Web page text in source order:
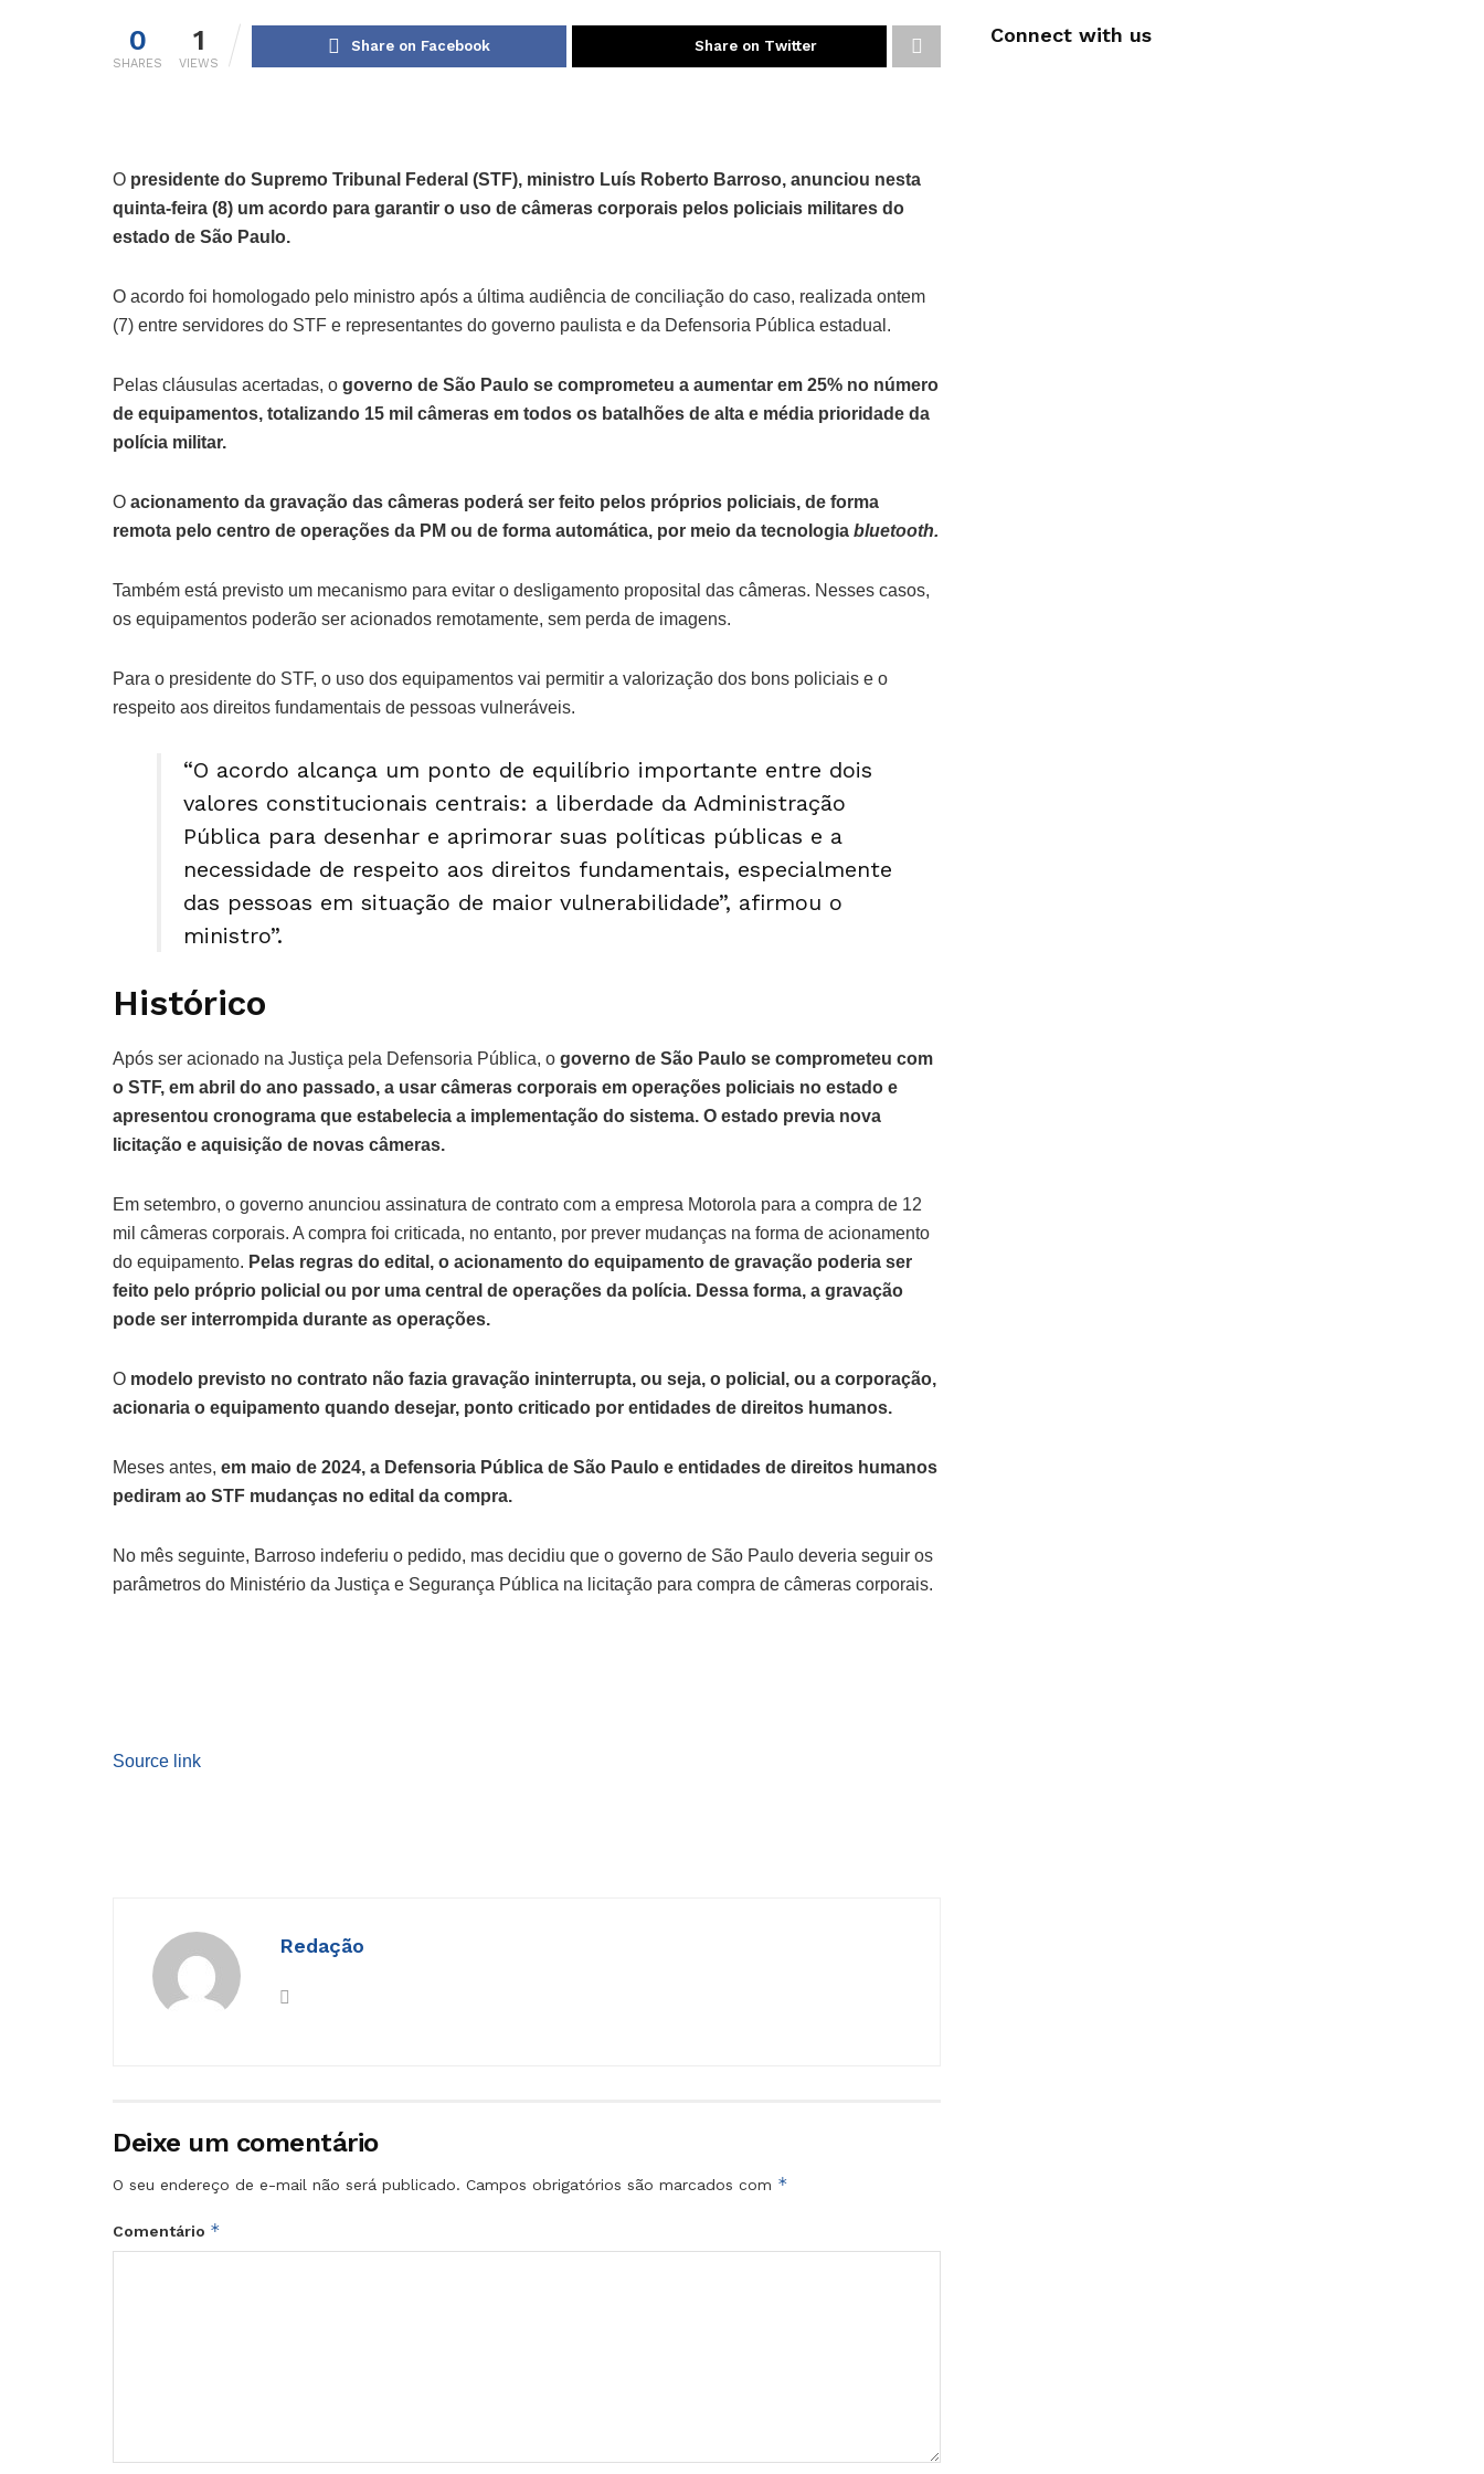
0
SHARES
1
VIEWS
Share on Facebook Share on Twitter
O presidente do Supremo Tribunal Federal (STF), ministro Luís Roberto Barroso, anunciou nesta
quinta-feira (8) um acordo para garantir o uso de câmeras corporais pelos policiais militares do
estado de São Paulo.
O acordo foi homologado pelo ministro após a última audiência de conciliação do caso, realizada ontem
(7) entre servidores do STF e representantes do governo paulista e da Defensoria Pública estadual.
Pelas cláusulas acertadas, o governo de São Paulo se comprometeu a aumentar em 25% no número
de equipamentos, totalizando 15 mil câmeras em todos os batalhões de alta e média prioridade da
polícia militar.
O acionamento da gravação das câmeras poderá ser feito pelos próprios policiais, de forma
remota pelo centro de operações da PM ou de forma automática, por meio da tecnologia bluetooth.
Também está previsto um mecanismo para evitar o desligamento proposital das câmeras. Nesses casos,
os equipamentos poderão ser acionados remotamente, sem perda de imagens.
Para o presidente do STF, o uso dos equipamentos vai permitir a valorização dos bons policiais e o
respeito aos direitos fundamentais de pessoas vulneráveis.
“O acordo alcança um ponto de equilíbrio importante entre dois
valores constitucionais centrais: a liberdade da Administração
Pública para desenhar e aprimorar suas políticas públicas e a
necessidade de respeito aos direitos fundamentais, especialmente
das pessoas em situação de maior vulnerabilidade”, afirmou o
ministro”.
Histórico
Após ser acionado na Justiça pela Defensoria Pública, o governo de São Paulo se comprometeu com
o STF, em abril do ano passado, a usar câmeras corporais em operações policiais no estado e
apresentou cronograma que estabelecia a implementação do sistema. O estado previa nova
licitação e aquisição de novas câmeras.
Em setembro, o governo anunciou assinatura de contrato com a empresa Motorola para a compra de 12
mil câmeras corporais. A compra foi criticada, no entanto, por prever mudanças na forma de acionamento
do equipamento. Pelas regras do edital, o acionamento do equipamento de gravação poderia ser
feito pelo próprio policial ou por uma central de operações da polícia. Dessa forma, a gravação
pode ser interrompida durante as operações.
O modelo previsto no contrato não fazia gravação ininterrupta, ou seja, o policial, ou a corporação,
acionaria o equipamento quando desejar, ponto criticado por entidades de direitos humanos.
Meses antes, em maio de 2024, a Defensoria Pública de São Paulo e entidades de direitos humanos
pediram ao STF mudanças no edital da compra.
No mês seguinte, Barroso indeferiu o pedido, mas decidiu que o governo de São Paulo deveria seguir os
parâmetros do Ministério da Justiça e Segurança Pública na licitação para compra de câmeras corporais.
Source link
Redação
Deixe um comentário
O seu endereço de e-mail não será publicado. Campos obrigatórios são marcados com *
Comentário *
Connect with us